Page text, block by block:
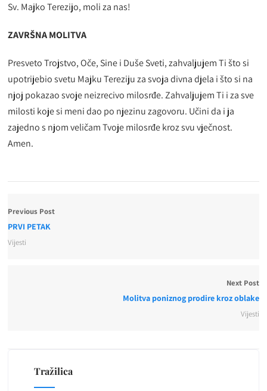
Sv. Majko Terezijo, moli za nas!
ZAVRŠNA MOLITVA
Presveto Trojstvo, Oče, Sine i Duše Sveti, zahvaljujem Ti što si
upotrijebio svetu Majku Tereziju za svoja divna djela i što si na
njoj pokazao svoje neizrecivo milosrđe. Zahvaljujem Ti i za sve
milosti koje si meni dao po njezinu zagovoru. Učini da i ja
zajedno s njom veličam Tvoje milosrđe kroz svu vječnost.
Amen.
Previous Post
PRVI PETAK
Vijesti
Next Post
Molitva poniznog prodire kroz oblake
Vijesti
Tražilica